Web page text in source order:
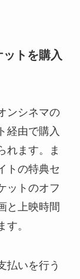
トを購入
ンシネマの
経由で購入
れます。ま
トの特典セ
ットのオフ
と上映時間
。
払いを行う